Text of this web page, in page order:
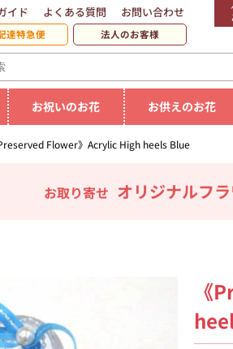
イド よくある質問 お問い合わせ
達特急便 法人のお客様
お祝いのお花 お供えのお花
Flower》Acrylic High heels Blue
お取り寄せ オリジナルフ
《